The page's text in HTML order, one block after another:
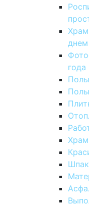
днем
года